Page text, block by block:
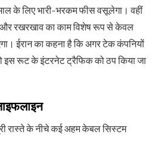
के लिए भारी-भरकम फीस वसूलेगा। वहीं
रखरखाव का काम विशेष रूप से केवल
ईरान का कहना है कि अगर टेक कंपनियों
इस रूट के इंटरनेट ट्रैफिक को ठप किया जा
रास्ते के नीचे कई अहम केबल सिस्टम